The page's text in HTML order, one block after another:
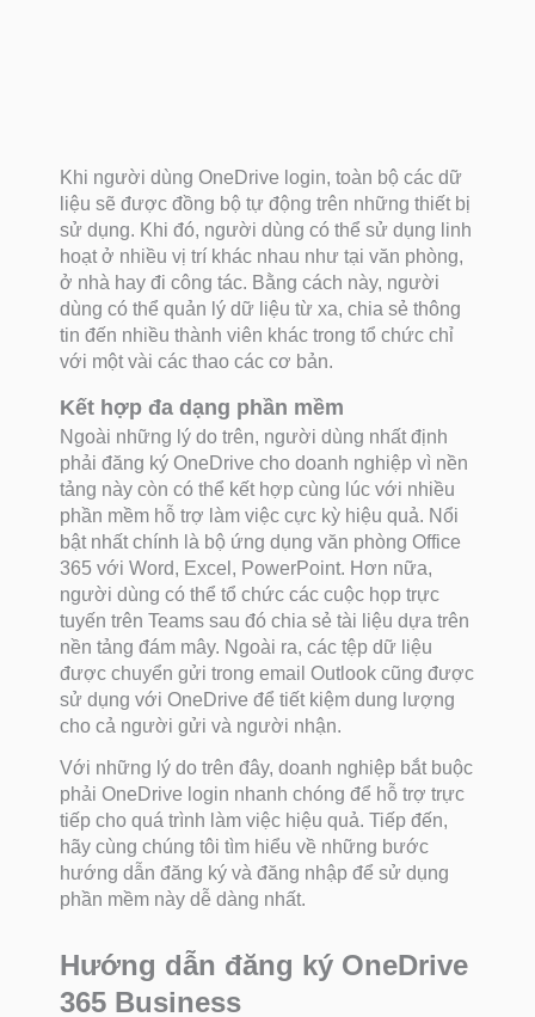
Khi người dùng OneDrive login, toàn bộ các dữ
liệu sẽ được đồng bộ tự động trên những thiết bị
sử dụng. Khi đó, người dùng có thể sử dụng linh
hoạt ở nhiều vị trí khác nhau như tại văn phòng,
ở nhà hay đi công tác. Bằng cách này, người
dùng có thể quản lý dữ liệu từ xa, chia sẻ thông
tin đến nhiều thành viên khác trong tổ chức chỉ
với một vài các thao các cơ bản.
Kết hợp đa dạng phần mềm
Ngoài những lý do trên, người dùng nhất định
phải đăng ký OneDrive cho doanh nghiệp vì nền
tảng này còn có thể kết hợp cùng lúc với nhiều
phần mềm hỗ trợ làm việc cực kỳ hiệu quả. Nổi
bật nhất chính là bộ ứng dụng văn phòng Office
365 với Word, Excel, PowerPoint. Hơn nữa,
người dùng có thể tổ chức các cuộc họp trực
tuyến trên Teams sau đó chia sẻ tài liệu dựa trên
nền tảng đám mây. Ngoài ra, các tệp dữ liệu
được chuyển gửi trong email Outlook cũng được
sử dụng với OneDrive để tiết kiệm dung lượng
cho cả người gửi và người nhận.
Với những lý do trên đây, doanh nghiệp bắt buộc
phải OneDrive login nhanh chóng để hỗ trợ trực
tiếp cho quá trình làm việc hiệu quả. Tiếp đến,
hãy cùng chúng tôi tìm hiểu về những bước
hướng dẫn đăng ký và đăng nhập để sử dụng
phần mềm này dễ dàng nhất.
Hướng dẫn đăng ký OneDrive
365 Business